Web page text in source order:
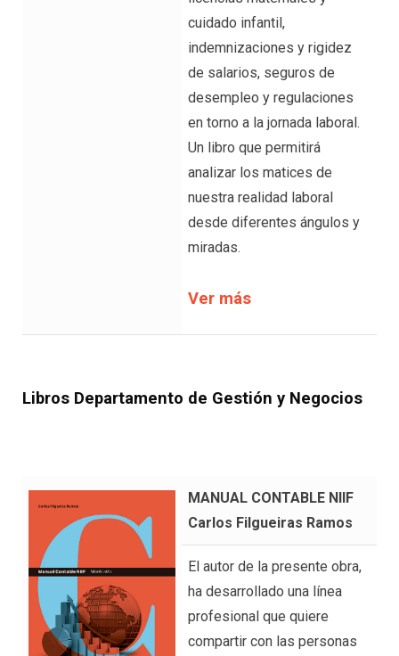
cuidado infantil,
indemnizaciones y rigidez
de salarios, seguros de
desempleo y regulaciones
en torno a la jornada laboral.
Un libro que permitirá
analizar los matices de
nuestra realidad laboral
desde diferentes ángulos y
miradas.
Ver más
Libros Departamento de Gestión y Negocios
MANUAL CONTABLE NIIF
Carlos Filgueiras Ramos
El autor de la presente obra,
ha desarrollado una línea
profesional que quiere
compartir con las personas